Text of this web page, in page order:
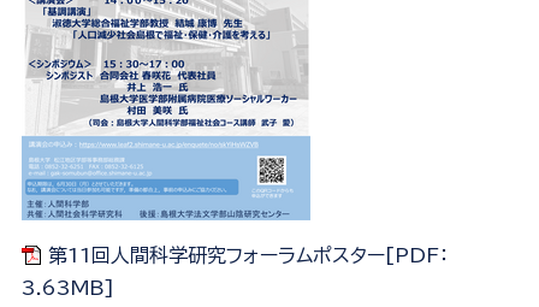
第11回人間科学研究フォーラムポスター[PDF：
3.63MB]